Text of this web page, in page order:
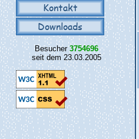
Kontakt
Downloads
Besucher3754696
seit dem 23.03.2005